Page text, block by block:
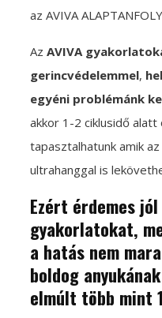
az AVIVA
Az AVIVA
gerincvédelemmel,
egyéni problémánk
akkor 1-2 ciklusidő
tapasztalhatunk amik
ultrahanggal is
Ezért érdemes
gyakorlatokat,
a hatás nem
boldog
elmúlt több mint